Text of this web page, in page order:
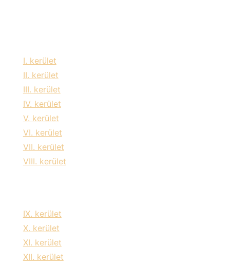
I. kerület
II. kerület
III. kerület
IV. kerület
V. kerület
VI. kerület
VII. kerület
VIII. kerület
IX. kerület
X. kerület
XI. kerület
XII. kerület